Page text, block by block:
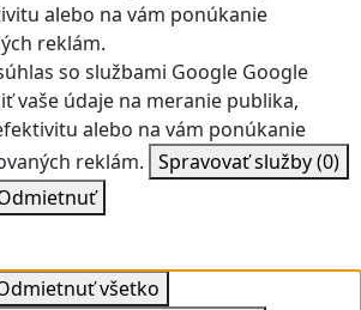
alebo na vám ponúkanie
reklám.
so službami Google Google
vaše údaje na meranie publika,
alebo na vám ponúkanie
reklám. Spravovať služby(0)
všetko